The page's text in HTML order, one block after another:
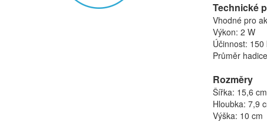
Technické
Vhodné pro
Výkon: 2 W
Účinnost: 150 l
Průměr
Rozměry
Šířka: 15,6 cm
Hloubka: 7,9
Výška: 10 cm